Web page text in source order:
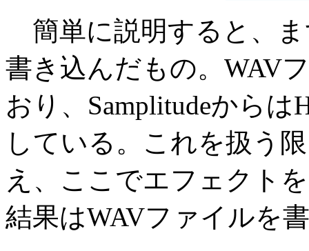
簡単に説明すると、ま
書き込んだもの。WAV
おり、Samplitudeから
している。これを扱う
え、ここでエフェクト
結果はWAVファイルを